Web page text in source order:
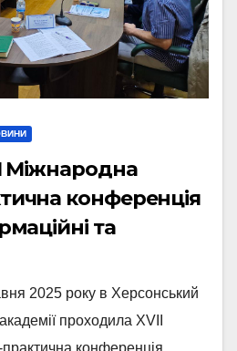
Міжнародна
конференція
та
на
– 2025)
2025 року в Херсонський
проходила XVII
конференція